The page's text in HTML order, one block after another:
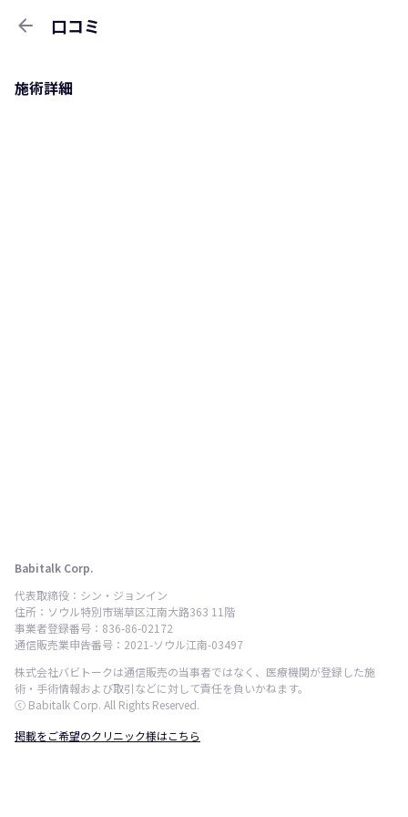
arrow_back 口コミ
施術詳細
Babitalk Corp.
代表取締役：シン・ジョンイン
住所：ソウル特別市瑞草区江南大路363 11階
事業者登録番号：836-86-02172
通信販売業申告番号：2021-ソウル江南-03497
株式会社バビトークは通信販売の当事者ではなく、医療機関が登録した施
術・手術情報および取引などに対して責任を負いかねます。
ⓒ Babitalk Corp. All Rights Reserved.
掲載をご希望のクリニック様はこちら